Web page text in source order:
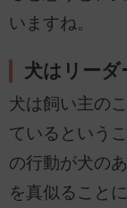
いますね。
犬はリーダ
犬は飼い主の
ているという
の行動が犬の
を真似ること